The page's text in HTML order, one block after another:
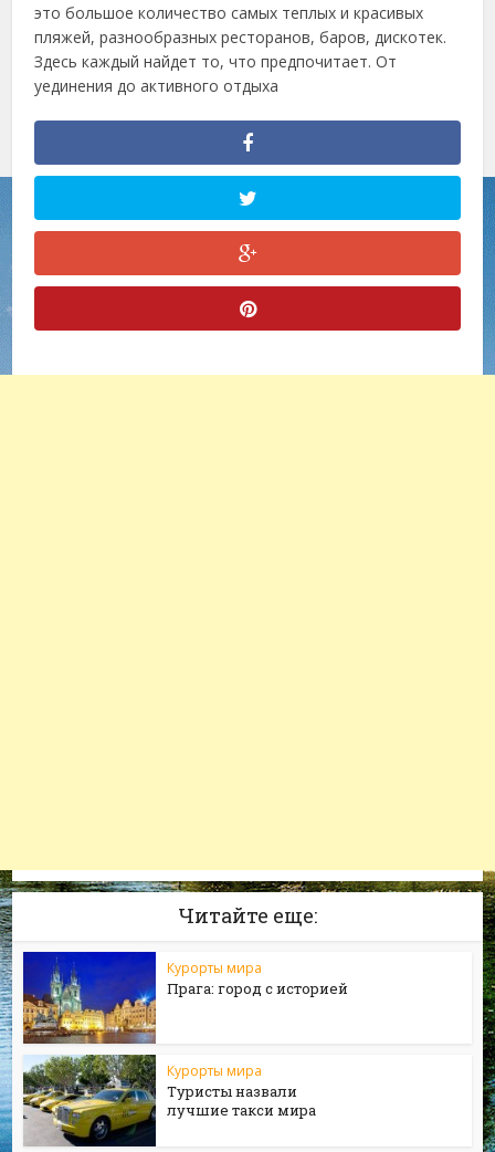
это большое количество самых теплых и красивых
пляжей, разнообразных ресторанов, баров, дискотек.
Здесь каждый найдет то, что предпочитает. От
уединения до активного отдыха
Читайте еще:
Курорты мира
Прага: город с историей
Курорты мира
Туристы назвали
лучшие такси мира